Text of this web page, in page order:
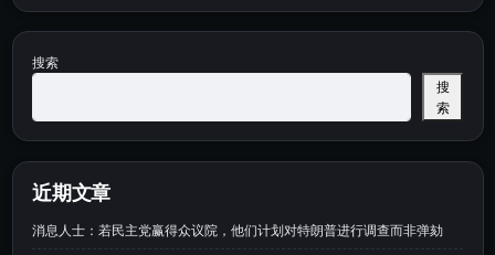
搜索
搜
索
近期文章
消息人士：若民主党赢得众议院，他们计划对特朗普进行调查而非弹劾